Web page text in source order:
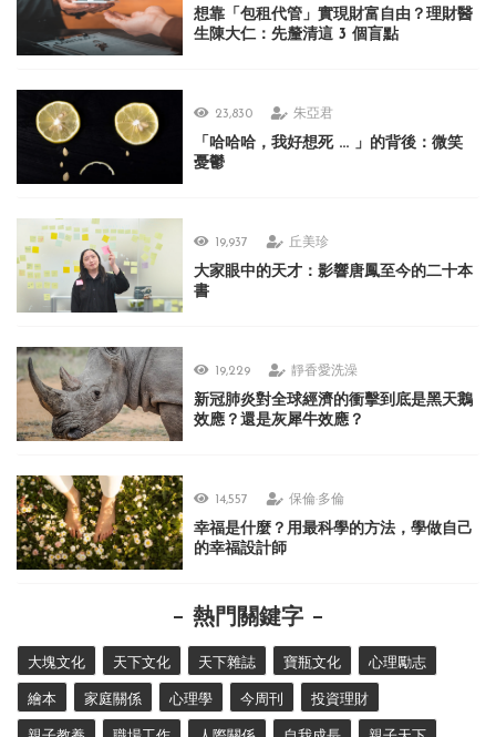
想靠「包租代管」實現財富自由？理財醫
生陳大仁：先釐清這 3 個盲點
23,830 朱亞君
「哈哈哈，我好想死 ... 」的背後：微笑
憂鬱
19,937 丘美珍
大家眼中的天才：影響唐鳳至今的二十本
書
19,229 靜香愛洗澡
新冠肺炎對全球經濟的衝擊到底是黑天鵝
效應？還是灰犀牛效應？
14,557 保倫·多倫
幸福是什麼？用最科學的方法，學做自己
的幸福設計師
熱門關鍵字
大塊文化 天下文化 天下雜誌 寶瓶文化 心理勵志
繪本 家庭關係 心理學 今周刊 投資理財